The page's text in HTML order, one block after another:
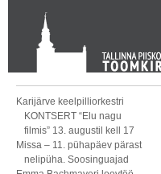
KONTAKT
Toom-Kooli 6, 10130 TALLINN
tallinna.toom@eelk.ee
Karijärve keelpilliorkestri
KONTSERT “Elu nagu
filmis” 13. augustil kell 17
Missa – 11. pühapäev pärast
nelipüha. Soosinguajad